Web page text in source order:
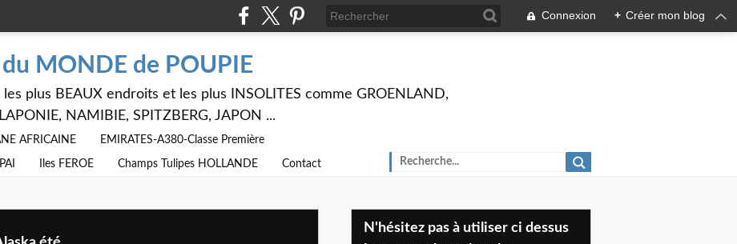
Connexion + Créer mon blog
du MONDE de POUPIE
les plus BEAUX endroits et les plus INSOLITES comme GROENLAND,
NAMIBIE, SPITZBERG, JAPON ...
AFRICAINE EMIRATES-A380-Classe Première
Iles FEROE Champs Tulipes HOLLANDE Contact
N'hésitez pas à utiliser ci dessus